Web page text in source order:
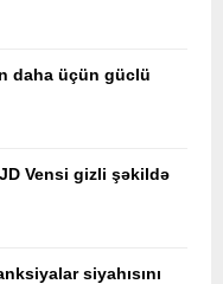
daha üçün güclü
Vensi gizli şəkildə
siyahısını